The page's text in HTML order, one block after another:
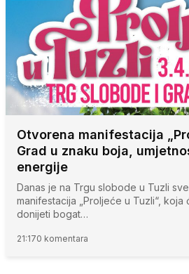
Otvorena manifestacija
Grad u znaku boja,
energije
Danas je na Trgu slobode u Tuzli
manifestacija „Proljeće u Tuzli“,
donijeti bogat…
21:170 komentara